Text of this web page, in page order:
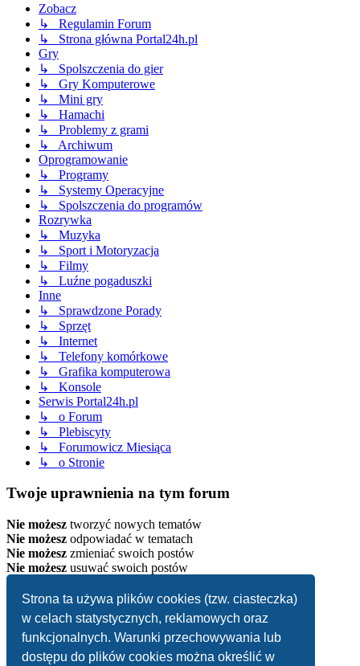
Strona ta używa plików cookies (tzw. ciasteczka)
w celach statystycznych, reklamowych oraz
funkcjonalnych. Warunki przechowywania lub
dostępu do plików cookies można określić w
Zobacz
↳ Regulamin Forum
↳ Strona główna Portal24h.pl
Gry
↳ Spolszczenia do gier
↳ Gry Komputerowe
↳ Mini gry
↳ Hamachi
↳ Problemy z grami
↳ Archiwum
Oprogramowanie
↳ Programy
↳ Systemy Operacyjne
↳ Spolszczenia do programów
Rozrywka
↳ Muzyka
↳ Sport i Motoryzacja
↳ Filmy
↳ Luźne pogaduszki
Inne
↳ Sprawdzone Porady
↳ Sprzęt
↳ Internet
↳ Telefony komórkowe
↳ Grafika komputerowa
↳ Konsole
Serwis Portal24h.pl
↳ o Forum
↳ Plebiscyty
↳ Forumowicz Miesiąca
↳ o Stronie
Twoje uprawnienia na tym forum
Nie możesz tworzyć nowych tematów
Nie możesz odpowiadać w tematach
Nie możesz zmieniać swoich postów
Nie możesz usuwać swoich postów
Strona główna
Strefa czasowaUTC+02:00
Usuń ciasteczka witryny